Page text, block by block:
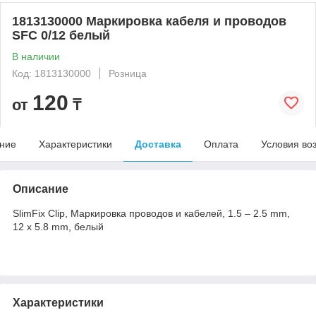
1813130000 Маркировка кабеля и проводов
SFC 0/12 белый
В наличии
Код: 1813130000
Розница
от 120 ₸
Характеристики Доставка Оплата Условия
Описание
SlimFix Clip, Маркировка проводов и кабелей, 1.5 – 2.5 mm,
12 x 5.8 mm, белый
Характеристики